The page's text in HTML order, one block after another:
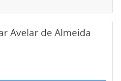
Avelar de Almeida